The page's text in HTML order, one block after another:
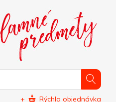
+ Rýchla objednávka